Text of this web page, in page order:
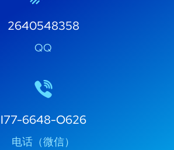
2640548358
QQ
I77-6648-O626
电话（微信）